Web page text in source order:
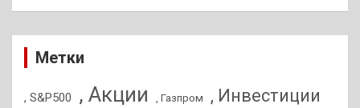
Метки
, S&P500 , Акции , Газпром , Инвестиции